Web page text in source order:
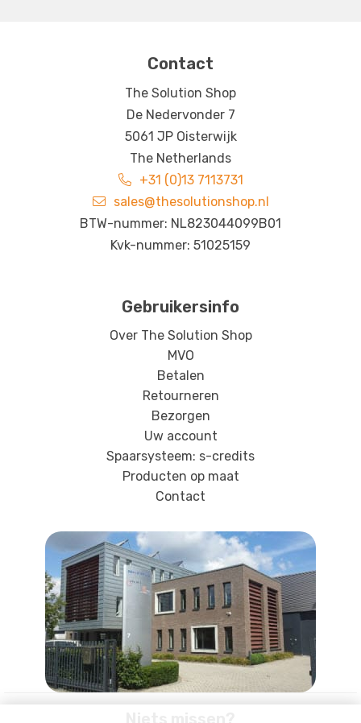
Contact
The Solution Shop
De Nedervonder 7
5061 JP Oisterwijk
The Netherlands
+31 (0)13 7113731
sales@thesolutionshop.nl
BTW-nummer: NL823044099B01
Kvk-nummer: 51025159
Gebruikersinfo
Over The Solution Shop
MVO
Betalen
Retourneren
Bezorgen
Uw account
Spaarsysteem: s-credits
Producten op maat
Contact